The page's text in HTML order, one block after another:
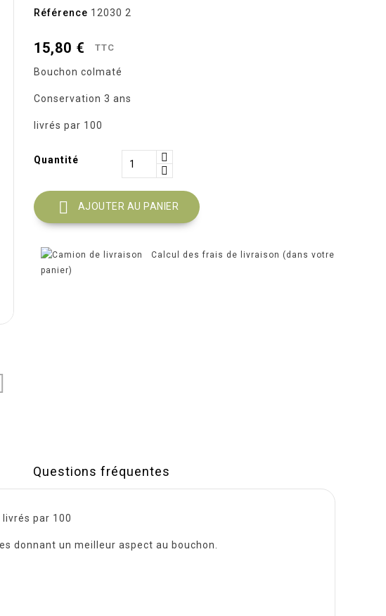
Référence 12030 2
15,80 € TTC
Bouchon colmaté
Conservation 3 ans
livrés par 100
Quantité
 AJOUTER AU PANIER
Calcul des frais de livraison (dans votre
panier)
Questions fréquentes
par 100
donnant un meilleur aspect au bouchon.